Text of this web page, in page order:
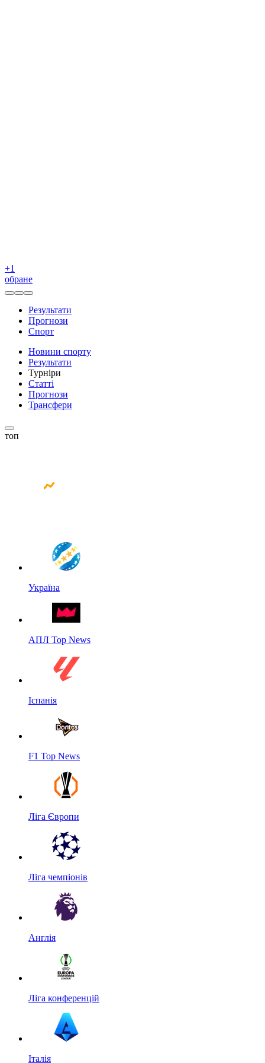
+1
обране
Результати
Прогнози
Спорт
Новини спорту
Результати
Турніри
Статті
Прогнози
Трансфери
топ
Україна
АПЛ Top News
Іспанія
F1 Top News
Ліга Європи
Ліга чемпіонів
Англія
Ліга конференцій
Італія